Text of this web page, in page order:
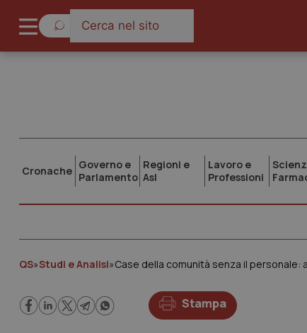
Cronache Governo e
Parlamento
Regioni e
Asl
Lavoro e
Professioni
QS»Studi e Analisi»
Stampa